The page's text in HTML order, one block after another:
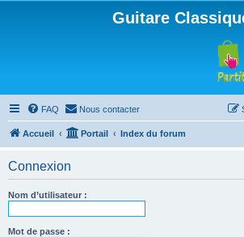
Guitare
FAQ Nous contacter
Accueil Portail Index du forum
Connexion
Nom d’utilisateur :
Mot de passe :